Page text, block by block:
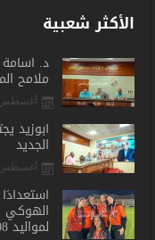
الأكثر شعبية
د. أسامة
ملامح
أغسطس 06,
أبوزيد
الجديد
أغسطس 04,
لمواليد 2008